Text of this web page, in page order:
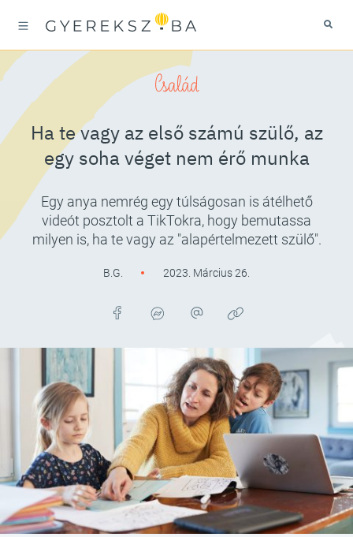
Család
Ha te vagy az első számú szülő, az
egy soha véget nem érő munka
Egy anya nemrég egy túlságosan is átélhető
videót posztolt a TikTokra, hogy bemutassa
milyen is, ha te vagy az "alapértelmezett szülő".
B.G. 2023. Március 26.